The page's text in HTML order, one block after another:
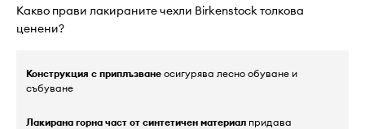
Какво прави лакираните чехли Birkenstock толкова
ценени?
Конструкция с приплъзване осигурява лесно обуване и
събуване
Лакирана горна част от синтетичен материал придава